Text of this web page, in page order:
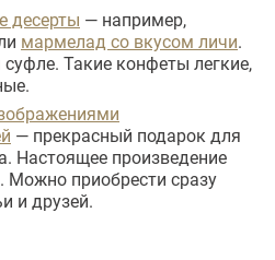
десерты — например,
мармелад со вкусом личи.
Такие конфеты легкие,
— прекрасный подарок для
Настоящее произведение
Можно приобрести сразу
и друзей.